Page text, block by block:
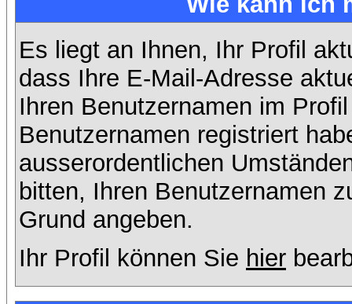
Es liegt an Ihnen, Ihr Profil
dass Ihre E-Mail-Adresse
Ihren Benutzernamen im
Benutzernamen registriert
ausserordentlichen
bitten, Ihren Benutzernamen
Grund angeben.
Ihr Profil können Sie hier